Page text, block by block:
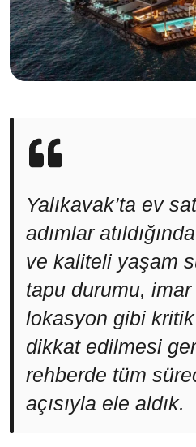
Yalıkavak’ta ev
adımlar
ve kaliteli yaşam
tapu durumu, imar
lokasyon gibi
dikkat edilmesi
rehberde tüm
açısıyla ele aldık.